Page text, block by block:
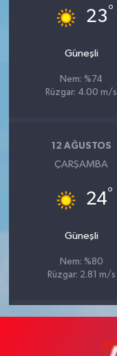
23°
Güneşli
Nem: %74
Rüzgar: 4.00 m/s
12 AĞUSTOS
ÇARŞAMBA
24°
Güneşli
Nem: %80
Rüzgar: 2.81 m/s